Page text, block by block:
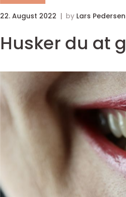
22. August 2022 by Lars Pedersen
Husker du at